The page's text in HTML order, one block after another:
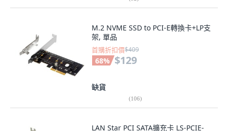
M.2 NVME SSD to PCI-E轉換卡+LP支
架, 單品
首購折扣價$409
68% $129
缺貨
(106)
LAN Star PCI SATA擴充卡 LS-PCIE-